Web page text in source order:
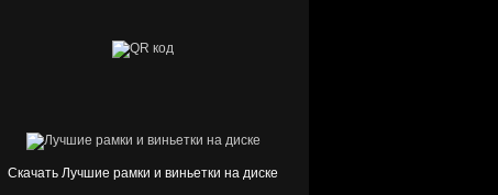
Скачать Лучшие рамки и виньетки на диске